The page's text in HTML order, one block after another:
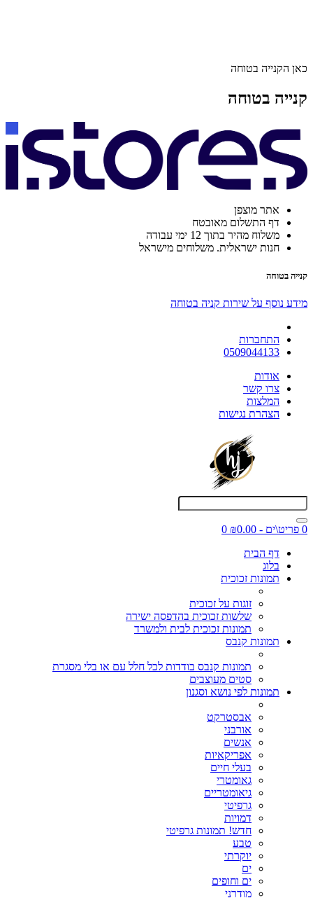
כאן הקנייה בטוחה
קנייה בטוחה
אתר מוצפן
דף התשלום מאובטח
משלוח מהיר בתוך 12 ימי עבודה
חנות ישראלית. משלוחים מישראל
קנייה בטוחה
מידע נוסף על שירות קניה בטוחה
התחברות
0509044133
אודות
צרו קשר
המלצות
הצהרת נגישות
0 פריט\ים - ₪0.00
0
דף הבית
בלוג
תמונות זכוכית
זוגות על זכוכית
שלשות זכוכית בהדפסה ישירה
תמונות זכוכית לבית ולמשרד
תמונות קנבס
תמונות קנבס בודדות לכל חלל עם או בלי מסגרת
סטים מעוצבים
תמונות לפי נושא וסגנון
אבסטרקט
אורבני
אנשים
אפריקאיות
בעלי חיים
גאומטרי
גיאומטריים
גרפיטי
דמויות
חדש! תמונות גרפיטי
טבע
יוקרתי
ים
ים וחופים
מודרני